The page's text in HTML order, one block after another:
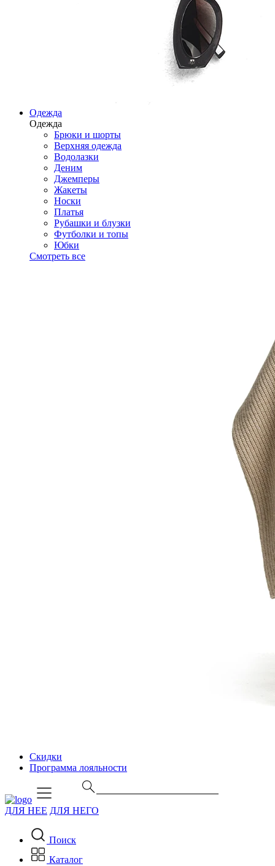
Одежда
Одежда
Брюки и шорты
Верхняя одежда
Водолазки
Деним
Джемперы
Жакеты
Носки
Платья
Рубашки и блузки
Футболки и топы
Юбки
Смотреть все
Скидки
Программа лояльности
ДЛЯ НЕЕ ДЛЯ НЕГО
Поиск
Каталог